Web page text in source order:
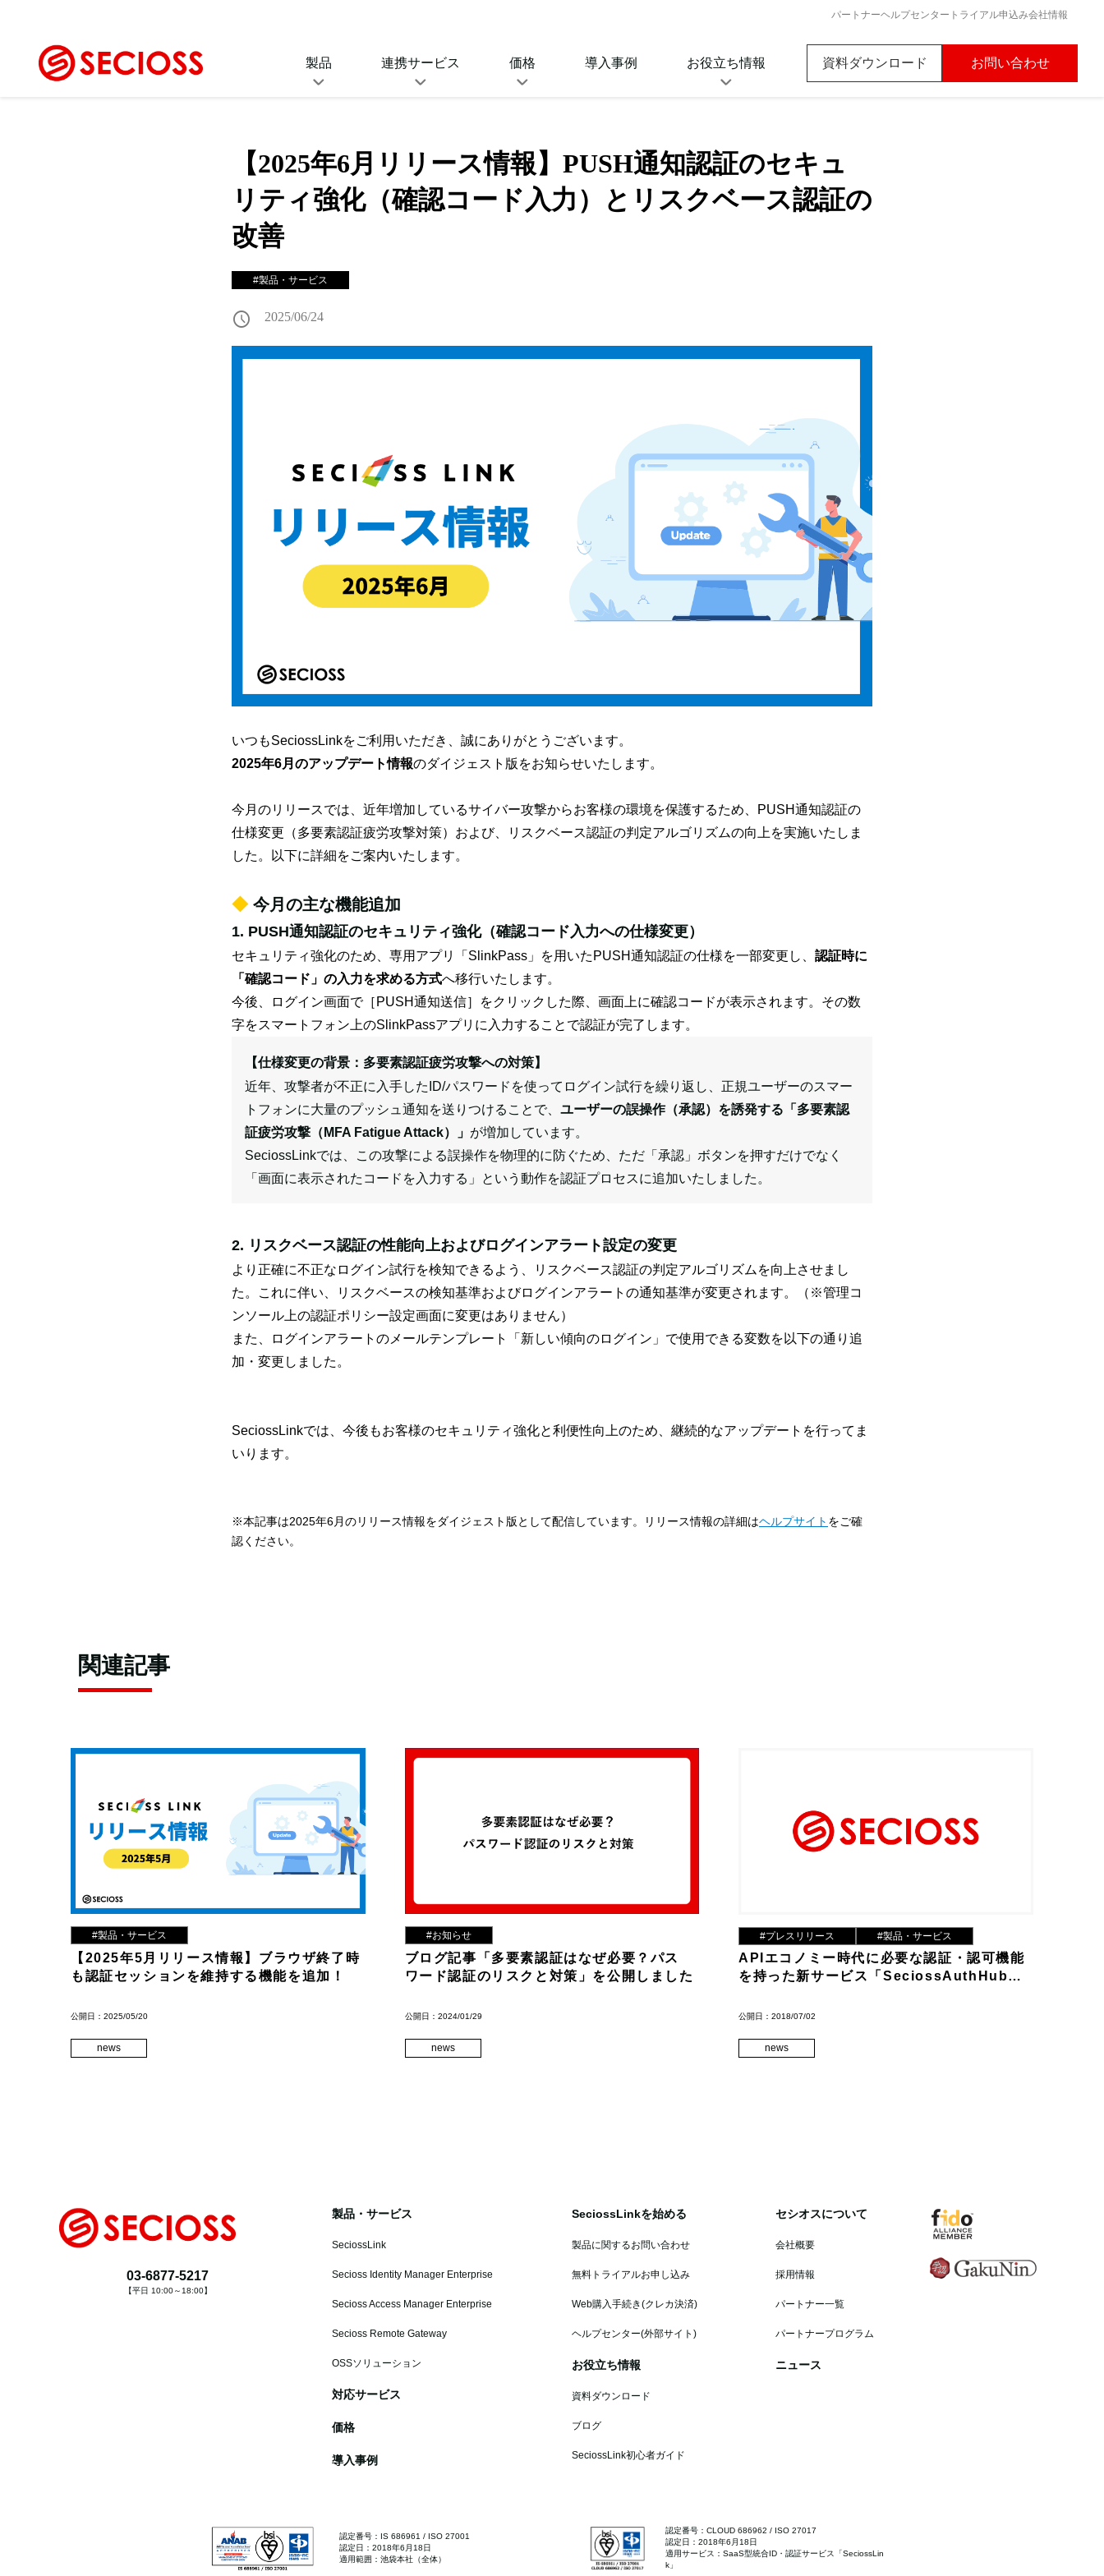
パートナーヘルプセンター トライアル申込み会社情報
製品
(IDaaS)
Secioss Identity
Manager Enterprise
統合ID管理ソフトウェア
Secioss Access
Manager Enterprise
Secioss Remote Gateway
連携サービス
ID同期対応サービス
統合ID管理、プロビジョニングなど
価格
(IDaaS)
ゼロトラスト強化ライセ
SAMEの価格
導入事例 お役立ち情報
資料ダウンロード
資料ダウンロード お問い合わせ
【2025年6月リリース情報】PUSH通知認証のセキュ
リティ強化（確認コード入力）とリスクベース認証の
改善
#製品・サービス
schedule 2025/06/24
いつもSeciossLinkをご利用いただき、誠にありがとうございます。
2025年6月のアップデート情報のダイジェスト版 をお知らせいたします。
今月のリリースでは、近年増加しているサイバー攻撃からお客様の環境を保護するため、PUSH通知認証の
仕様変更（多要素認証疲労攻撃対策）および、リスクベース認証の判定アルゴリズムの向上を実施いたしま
した。以下に詳細をご案内いたします。
◆今月の主な機能追加
1. PUSH通知認証のセキュリティ強化（確認コード入力への仕様変更）
セキュリティ強化のため、専用アプリ「SlinkPass」を用いたPUSH通知認証の仕様を一部変更し、 認証時に
「確認コード」の入力を求める方式へ移行いたします。
今後、ログイン画面で［PUSH通知送信］をクリックした際、画面上に確認コードが表示されます。その数
字をスマートフォン上のSlinkPassアプリに入力することで認証が完了します。
【仕様変更の背景：多要素認証疲労攻撃への対策】
近年、攻撃者が不正に入手したID/パスワードを使ってログイン試行を繰り返し、正規ユーザーのスマー
トフォンに大量のプッシュ通知を送りつけることで、 ユーザーの誤操作（承認）を誘発する「多要素認
証疲労攻撃（MFA Fatigue Attack）」 が増加しています。
SeciossLinkでは、この攻撃による誤操作を物理的に防ぐため、ただ「承認」ボタンを押すだけでなく
「画面に表示されたコードを入力する」という動作を認証プロセスに追加いたしました。
2. リスクベース認証の性能向上およびログインアラート設定の変更
より正確に不正なログイン試行を検知できるよう、リスクベース認証の判定アルゴリズムを向上させまし
た。これに伴い、リスクベースの検知基準およびログインアラートの通知基準が変更されます。（※管理コ
ンソール上の認証ポリシー設定画面に変更はありません）
また、ログインアラートのメールテンプレート「新しい傾向のログイン」で使用できる変数を以下の通り追
加・変更しました。
SeciossLinkでは、今後もお客様のセキュリティ強化と利便性向上のため、継続的なアップデートを行ってま
いります。
※本記事は2025年6月のリリース情報をダイジェスト版として配信しています。リリース情報の詳細はヘルプサイト をご確
認ください。
関連記事
#製品・サービス
【2025年5月リリース情報】ブラウザ終了時
も認証セッションを維持する機能を追加！
公開日：2025/05/20
news
#お知らせ
ブログ記事「多要素認証はなぜ必要？パス
ワード認証のリスクと対策」を公開しました
公開日：2024/01/29
news
#プレスリリース #製品・サービス
APIエコノミー時代に必要な認証・認可機能
を持った新サービス「SeciossAuthHub」
公開日：2018/07/02
news
03-6877-5217
【平日 10:00～18:00】
製品・サービス
SeciossLink
Secioss Identity Manager Enterprise
Secioss Access Manager Enterprise
Secioss Remote Gateway
OSSソリューション
対応サービス
価格
導入事例
SeciossLinkを始める
製品に関するお問い合わせ
無料トライアルお申し込み
Web購入手続き(クレカ決済)
ヘルプセンター(外部サイト)
お役立ち情報
資料ダウンロード
ブログ
SeciossLink初心者ガイド
セシオスについて
会社概要
採用情報
パートナー一覧
パートナープログラム
ニュース
認定番号：IS 686961 / ISO 27001
認定日：2018年6月18日
適用範囲：池袋本社（全体）
認定番号：CLOUD 686962 / ISO 27017
認定日：2018年6月18日
適用サービス：SaaS型統合ID・認証サービス「SeciossLin
k」